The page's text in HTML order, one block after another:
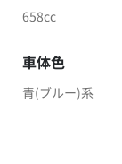
658cc
車体色
青(ブルー)系